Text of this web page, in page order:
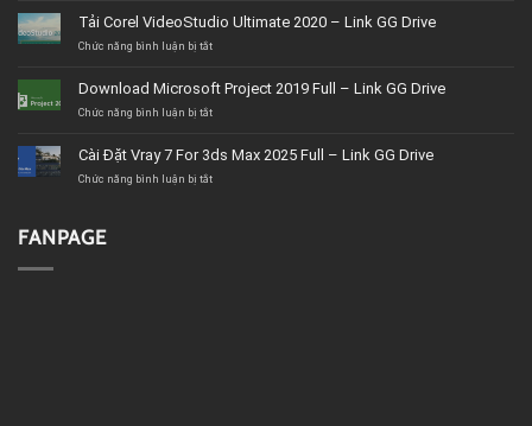
nội
thất
tín,
giá
lượng
Tải Corel VideoStudio Ultimate 2020 – Link GG Drive
Chức năng bình luận bị tắtở
VideoStudio
Ultimate
Link
GG
Download Microsoft Project 2019 Full – Link GG Drive
Chức năng bình luận bị tắtở
Project
2019
Cài Đặt Vray 7 For 3ds Max 2025 Full – Link GG Drive
Chức năng bình luận bị tắtở
FANPAGE